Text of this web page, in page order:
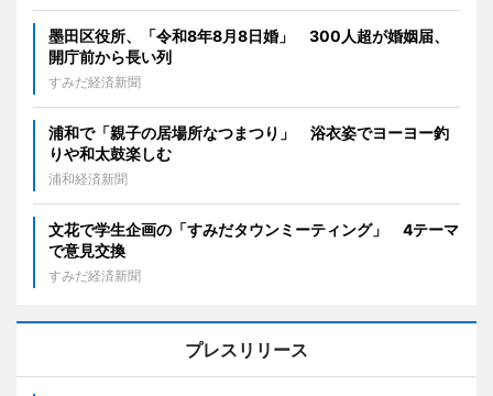
墨田区役所、「令和8年8月8日婚」 300人超が婚姻届、
開庁前から長い列
すみだ経済新聞
浦和で「親子の居場所なつまつり」 浴衣姿でヨーヨー釣
りや和太鼓楽しむ
浦和経済新聞
文花で学生企画の「すみだタウンミーティング」 4テーマ
で意見交換
すみだ経済新聞
プレスリリース